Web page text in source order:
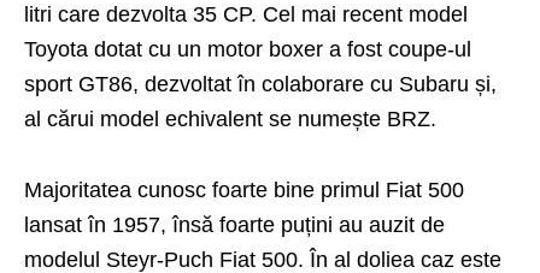
litri care dezvolta 35 CP. Cel mai recent model
Toyota dotat cu un motor boxer a fost coupe-ul
sport GT86, dezvoltat în colaborare cu Subaru și,
al cărui model echivalent se numește BRZ.
Majoritatea cunosc foarte bine primul Fiat 500
lansat în 1957, însă foarte puțini au auzit de
modelul Steyr-Puch Fiat 500. În al doliea caz este